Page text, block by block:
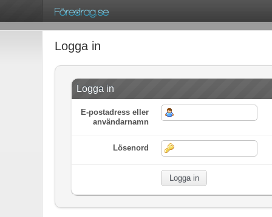
Logga in
Logga in
E-postadress eller
användarnamn
Lösenord